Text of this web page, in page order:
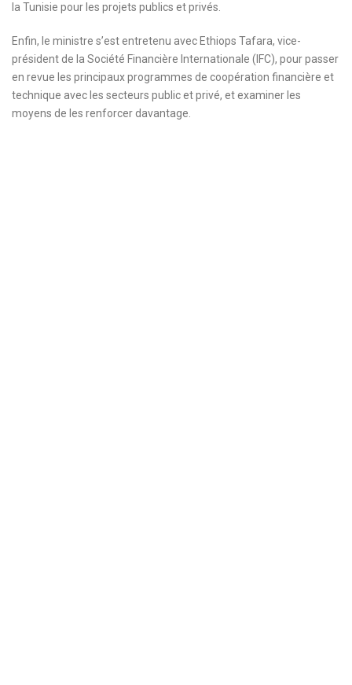
la Tunisie pour les projets publics et privés.
Enfin, le ministre s’est entretenu avec Ethiops Tafara, vice-
président de la Société Financière Internationale (IFC), pour passer
en revue les principaux programmes de coopération financière et
technique avec les secteurs public et privé, et examiner les
moyens de les renforcer davantage.